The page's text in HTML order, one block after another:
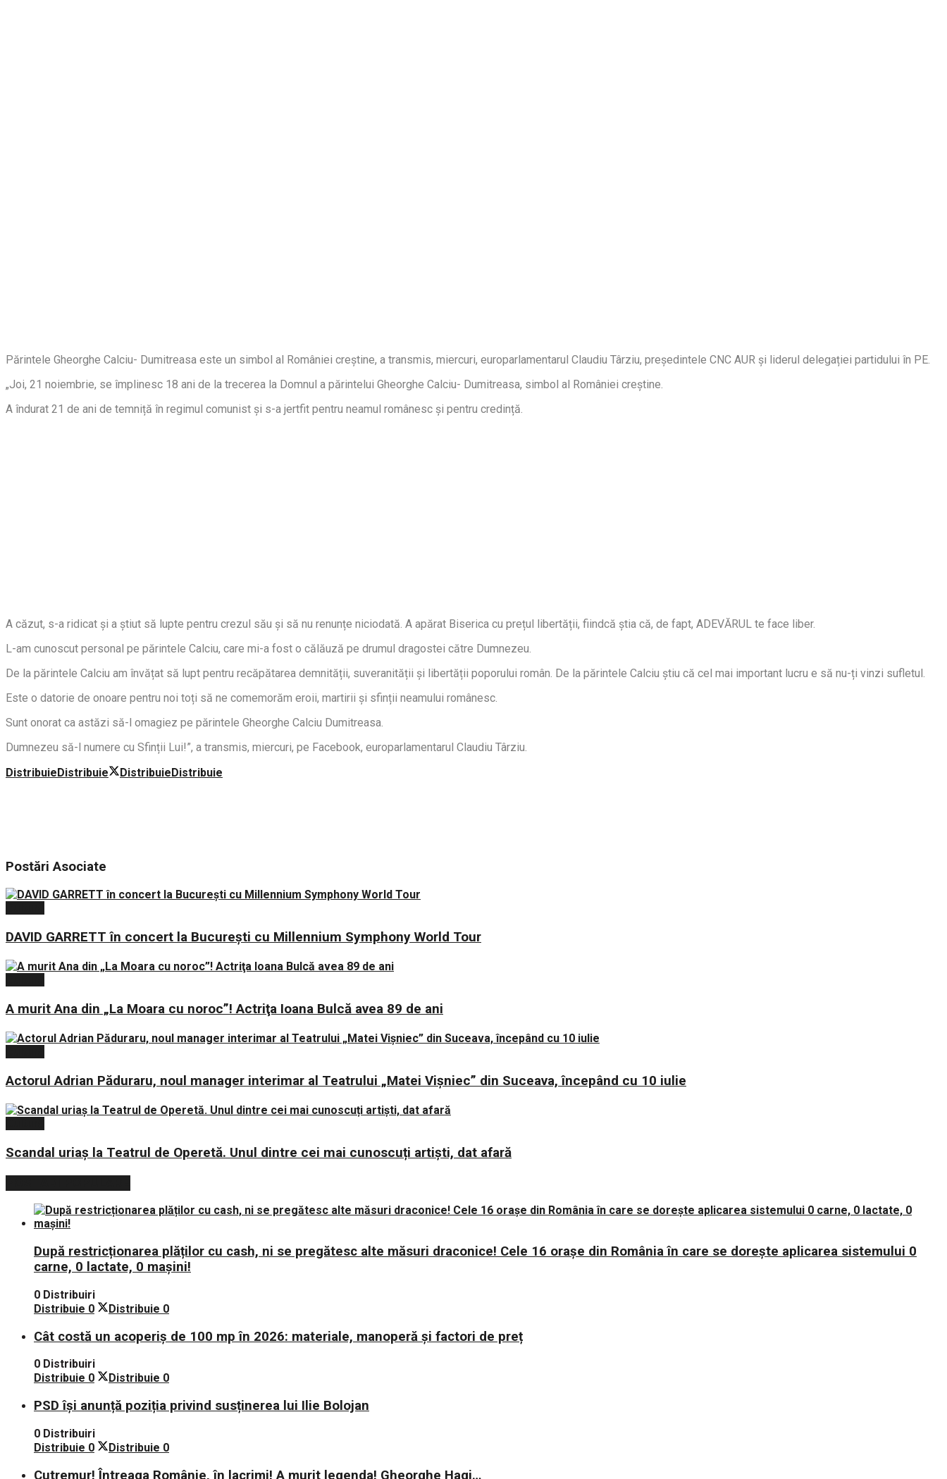
Părintele Gheorghe Calciu- Dumitreasa este un simbol al României creștine, a transmis, miercuri, europarlamentarul Claudiu Târziu, președintele CNC AUR și liderul delegației partidului în PE.
„Joi, 21 noiembrie, se împlinesc 18 ani de la trecerea la Domnul a părintelui Gheorghe Calciu- Dumitreasa, simbol al României creștine.
A îndurat 21 de ani de temniță în regimul comunist și s-a jertfit pentru neamul românesc și pentru credință.
A căzut, s-a ridicat și a știut să lupte pentru crezul său și să nu renunțe niciodată. A apărat Biserica cu prețul libertății, fiindcă știa că, de fapt, ADEVĂRUL te face liber.
L-am cunoscut personal pe părintele Calciu, care mi-a fost o călăuză pe drumul dragostei către Dumnezeu.
De la părintele Calciu am învățat să lupt pentru recăpătarea demnității, suveranității și libertății poporului român. De la părintele Calciu știu că cel mai important lucru e să nu-ți vinzi sufletul.
Este o datorie de onoare pentru noi toți să ne comemorăm eroii, martirii și sfinții neamului românesc.
Sunt onorat ca astăzi să-l omagiez pe părintele Gheorghe Calciu Dumitreasa.
Dumnezeu să-l numere cu Sfinții Lui!”, a transmis, miercuri, pe Facebook, europarlamentarul Claudiu Târziu.
Distribuie Distribuie Distribuie Distribuie
PostăriAsociate
DAVID GARRETT în concert la București cu Millennium Symphony World Tour
A murit Ana din „La Moara cu noroc”! Actriţa Ioana Bulcă avea 89 de ani
Actorul Adrian Păduraru, noul manager interimar al Teatrului „Matei Vișniec” din Suceava, începând cu 10 iulie
Scandal uriaș la Teatrul de Operetă. Unul dintre cei mai cunoscuți artiști, dat afară
După restricționarea plăților cu cash, ni se pregătesc alte măsuri draconice! Cele 16 orașe din România în care se dorește aplicarea sistemului 0
carne, 0 lactate, 0 mașini!
0 Distribuiri
Distribuie 0 Distribuie 0
Cât costă un acoperiș de 100 mp în 2026: materiale, manoperă și factori de preț
0 Distribuiri
Distribuie 0 Distribuie 0
PSD își anunță poziția privind susținerea lui Ilie Bolojan
0 Distribuiri
Distribuie 0 Distribuie 0
Cutremur! Întreaga Românie, în lacrimi! A murit legenda! Gheorghe Hagi…